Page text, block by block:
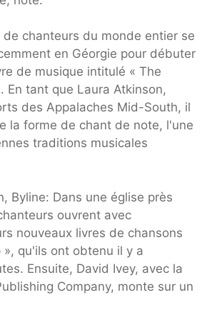
de chanteurs du monde entier se
en Géorgie pour débuter
de musique intitulé « The
En tant que Laura Atkinson,
des Appalaches Mid-South, il
la forme de chant de note, l'une
traditions musicales
Byline: Dans une église près
ouvrent avec
nouveaux livres de chansons
», qu'ils ont obtenu il y a
Ensuite, David Ivey, avec la
Company, monte sur un